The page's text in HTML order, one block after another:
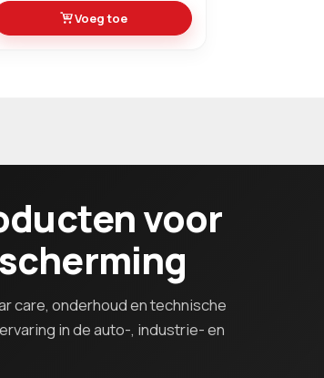
Voeg toe
voor
care, onderhoud en technische
in de auto-, industrie- en